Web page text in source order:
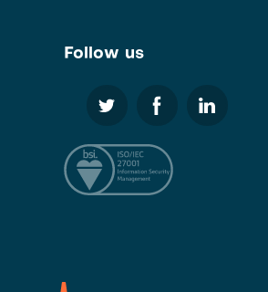
Follow us